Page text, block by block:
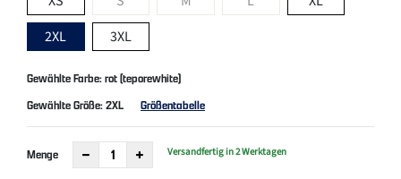
2XL
3XL
Gewählte Farbe: rot (teporewhite)
Gewählte Größe:2XL Größentabelle
Menge Versandfertig in 2 Werktagen